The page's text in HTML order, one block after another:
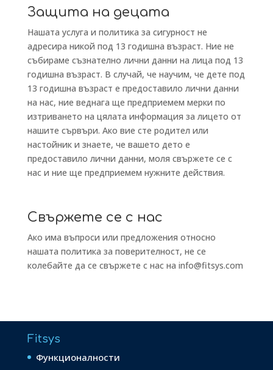
Защита на децата
Нашата услуга и политика за сигурност не
адресира никой под 13 годишна възраст. Ние не
събираме съзнателно лични данни на лица под 13
годишна възраст. В случай, че научим, че дете под
13 годишна възраст е предоставило лични данни
на нас, ние веднага ще предприемем мерки по
изтриването на цялата информация за лицето от
нашите сървъри. Ако вие сте родител или
настойник и знаете, че вашето дето е
предоставило лични данни, моля свържете се с
нас и ние ще предприемем нужните действия.
Свържете се с нас
Ако има въпроси или предложения относно
нашата политика за поверителност, не се
колебайте да се свържете с нас на info@fitsys.com
Fitsys
Функционалности